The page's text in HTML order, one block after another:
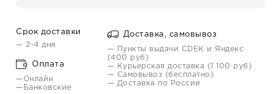
Срок доставки
— 2-4 дня
Оплата
—Онлайн
—Банковские
Доставка, самовывоз
— Пункты выдачи CDEK и Яндекс
(400 руб)
— Курьерская доставка (1 100 руб)
— Самовывоз (бесплатно)
— Доставка по России